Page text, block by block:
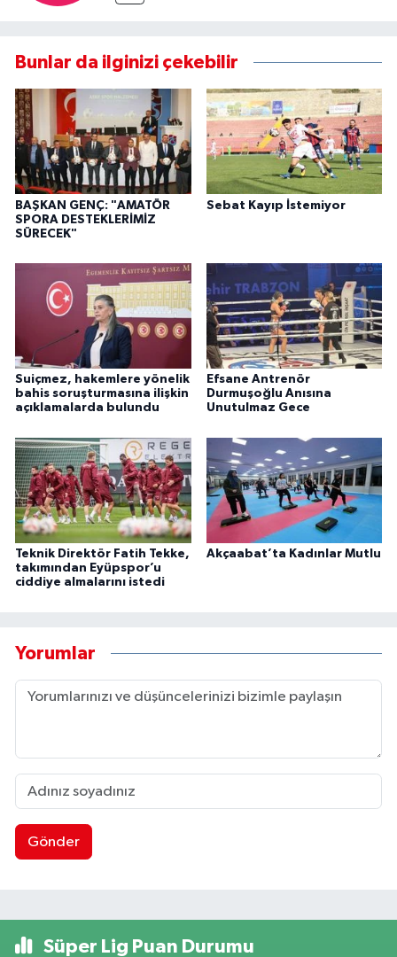
Bunlar da ilginizi çekebilir
BAŞKAN GENÇ: "AMATÖR
SPORA DESTEKLERİMİZ
SÜRECEK"
Sebat Kayıp İstemiyor
Suiçmez, hakemlere yönelik
bahis soruşturmasına ilişkin
açıklamalarda bulundu
Efsane Antrenör
Durmuşoğlu Anısına
Unutulmaz Gece
Teknik Direktör Fatih Tekke,
takımından Eyüpspor’u
ciddiye almalarını istedi
Akçaabat’ta Kadınlar Mutlu
Yorumlar
Gönder
Süper Lig Puan Durumu